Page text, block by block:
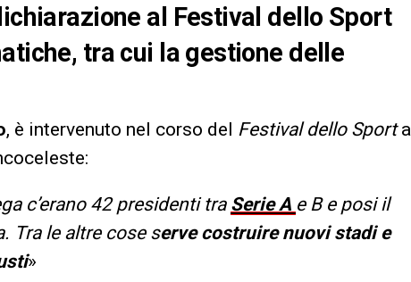
al Festival dello Sport
tra cui la gestione delle
, è intervenuto nel corso del Festival dello Sporta
c’erano 42 presidenti tra Serie A e B e posi il
Tra le altre cose serve costruire nuovi stadi e
»